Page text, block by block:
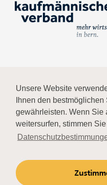
Unsere Website
Ihnen den bestmöglichen
gewährleisten. Wenn Sie
weitersurfen, stimmen
Datenschutz
AGB
Kontakt